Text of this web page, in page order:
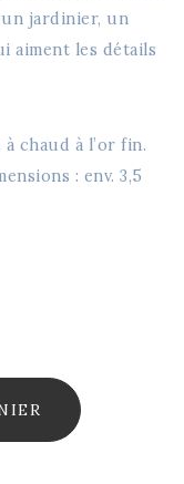
jardinier, un
aiment les détails
chaud à l’or fin.
: env. 3,5